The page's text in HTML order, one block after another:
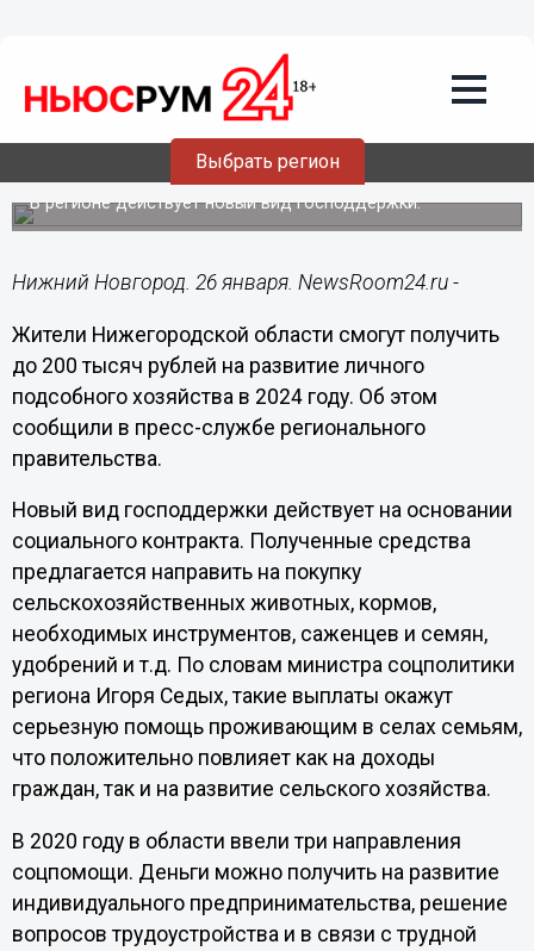
Выбрать регион
До 200 тысяч рублей выплатят
нижегородцам на развитие подсобных
В регионе действует новый вид господдержки.
Нижний Новгород. 26 января. NewsRoom24.ru -
Жители Нижегородской области смогут получить
до 200 тысяч рублей на развитие личного
подсобного хозяйства в 2024 году. Об этом
сообщили в пресс-службе регионального
правительства.
Новый вид господдержки действует на основании
социального контракта. Полученные средства
предлагается направить на покупку
сельскохозяйственных животных, кормов,
необходимых инструментов, саженцев и семян,
удобрений и т.д. По словам министра соцполитики
региона Игоря Седых, такие выплаты окажут
серьезную помощь проживающим в селах семьям,
что положительно повлияет как на доходы
граждан, так и на развитие сельского хозяйства.
В 2020 году в области ввели три направления
соцпомощи. Деньги можно получить на развитие
индивидуального предпринимательства, решение
вопросов трудоустройства и в связи с трудной